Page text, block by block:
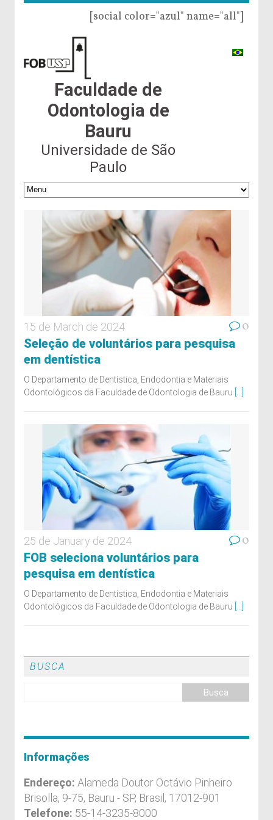
[social color="azul" name="all"]
Faculdade de
Odontologia de
Bauru
Universidade de São
Paulo
15 de March de 2024 0
Seleção de voluntários para pesquisa
em dentística
O Departamento de Dentística, Endodontia e Materiais
Odontológicos da Faculdade de Odontologia de Bauru
25 de January de 2024 0
FOB seleciona voluntários para
pesquisa em dentística
O Departamento de Dentística, Endodontia e Materiais
Odontológicos da Faculdade de Odontologia de Bauru
BUSCA
Informações
Endereço: Alameda Doutor Octávio Pinheiro
Brisolla, 9-75, Bauru - SP, Brasil, 17012-901
Telefone: 55-14-3235-8000